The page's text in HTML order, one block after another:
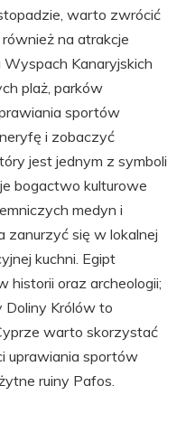
warto zwrócić
na atrakcje
Kanaryjskich
plaż, parków
sportów
i zobaczyć
jest jednym z symboli
bogactwo kulturowe
medyn i
zanurzyć się w lokalnej
kuchni. Egipt
historii oraz archeologii;
Doliny Królów to
warto skorzystać
uprawiania sportów
ruiny Pafos.